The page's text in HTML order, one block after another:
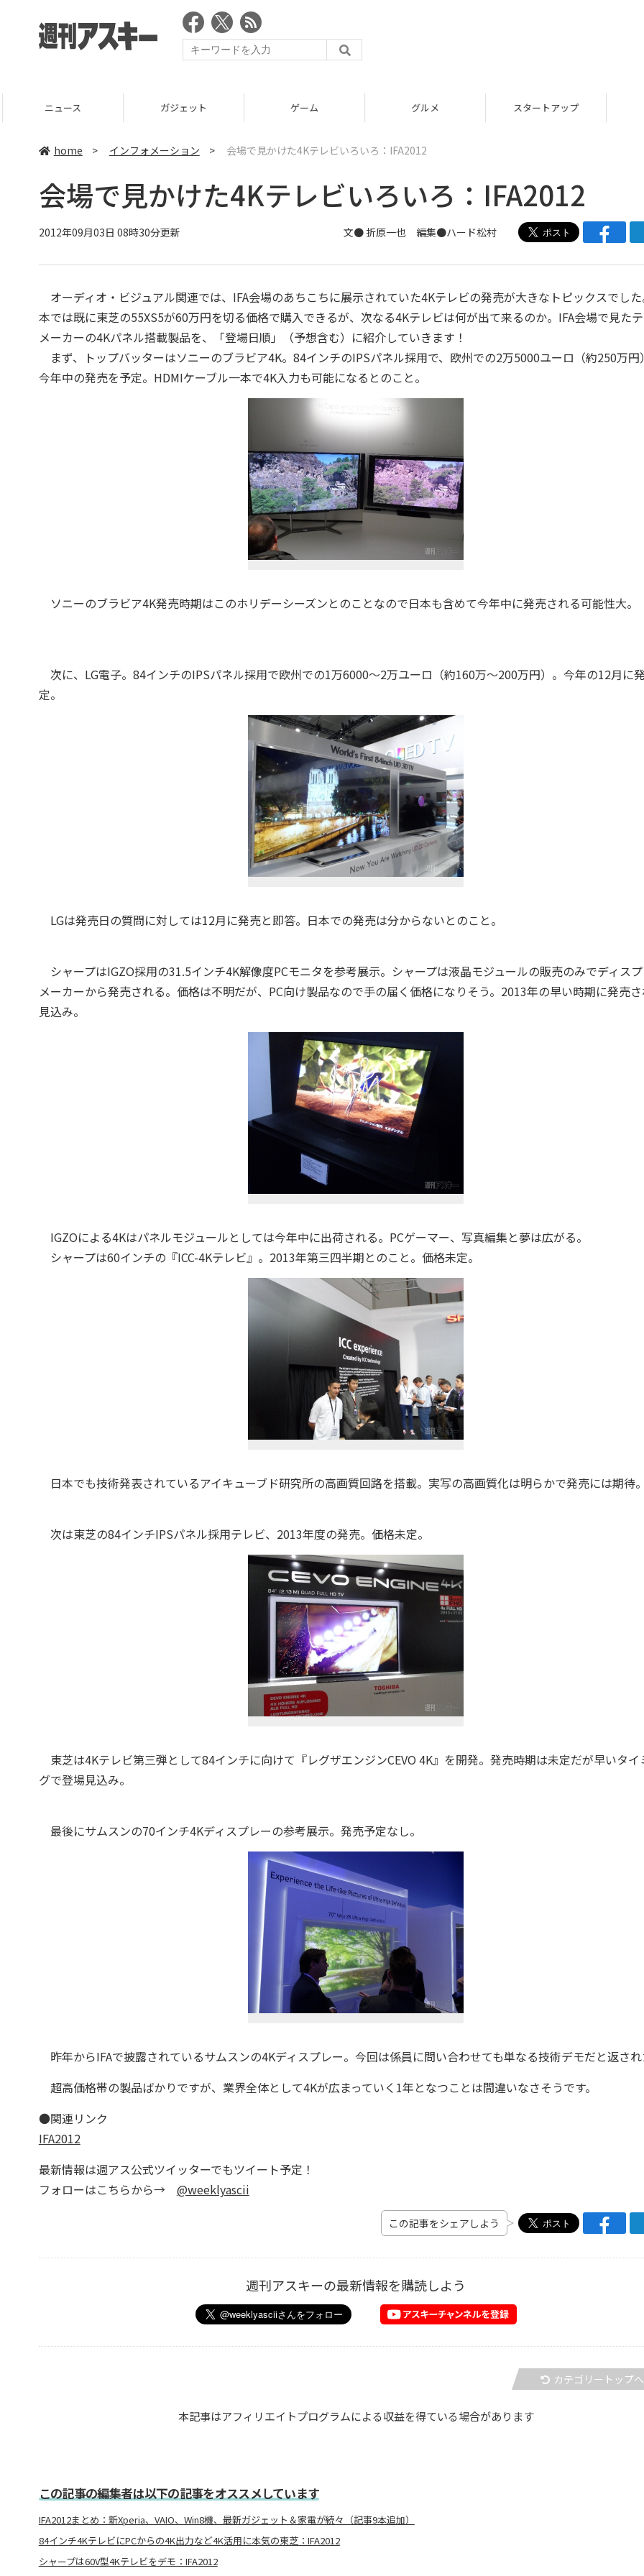
ニュース ガジェット ゲーム グルメ スタートアップ
home > インフォメーション > 会場で見かけた4Kテレビいろいろ：IFA2012
会場で見かけた4Kテレビいろいろ：IFA2012
2012年09月03日 08時30分更新 文● 折原一也 編集●ハード松村
オーディオ・ビジュアル関連では、IFA会場のあちこちに展示されていた4Kテレビの発売が大きなトピックスでし
本では既に東芝の55XS5が60万円を切る価格で購入できるが、次なる4Kテレビは何が出て来るのか。IFA会場で見た
メーカーの4Kパネル搭載製品を、「登場日順」（予想含む）に紹介していきます！
まず、トップバッターはソニーのブラビア4K。84インチのIPSパネル採用で、欧州での2万5000ユーロ（約250万円
今年中の発売を予定。HDMIケーブル一本で4K入力も可能になるとのこと。
ソニーのブラビア4K発売時期はこのホリデーシーズンとのことなので日本も含めて今年中に発売される可能性大。
次に、LG電子。84インチのIPSパネル採用で欧州での1万6000～2万ユーロ（約160万～200万円）。今年の12月に
定。
LGは発売日の質問に対しては12月に発売と即答。日本での発売は分からないとのこと。
シャープはIGZO採用の31.5インチ4K解像度PCモニタを参考展示。シャープは液晶モジュールの販売のみでディス
メーカーから発売される。価格は不明だが、PC向け製品なので手の届く価格になりそう。2013年の早い時期に発売
見込み。
IGZOによる4Kはパネルモジュールとしては今年中に出荷される。PCゲーマー、写真編集と夢は広がる。
シャープは60インチの『ICC-4Kテレビ』。2013年第三四半期とのこと。価格未定。
日本でも技術発表されているアイキューブド研究所の高画質回路を搭載。実写の高画質化は明らかで発売には期待
次は東芝の84インチIPSパネル採用テレビ、2013年度の発売。価格未定。
東芝は4Kテレビ第三弾として84インチに向けて『レグザエンジンCEVO 4K』を開発。発売時期は未定だが早いタイ
グで登場見込み。
最後にサムスンの70インチ4Kディスプレーの参考展示。発売予定なし。
昨年からIFAで披露されているサムスンの4Kディスプレー。今回は係員に問い合わせても単なる技術デモだと返さ
超高価格帯の製品ばかりですが、業界全体として4Kが広まっていく1年となつことは間違いなさそうです。
●関連リンク
IFA2012
最新情報は週アス公式ツイッターでもツイート予定！
フォローはこちらから→ @weeklyascii
この記事をシェアしよう
週刊アスキーの最新情報を購読しよう
カテゴリートップへ
本記事はアフィリエイトプログラムによる収益を得ている場合があります
この記事の編集者は以下の記事をオススメしています
IFA2012まとめ：新Xperia、VAIO、Win8機、最新ガジェット＆家電が続々（記事9本追加）
84インチ4KテレビにPCからの4K出力など4K活用に本気の東芝：IFA2012
シャープは60V型4Kテレビをデモ：IFA2012